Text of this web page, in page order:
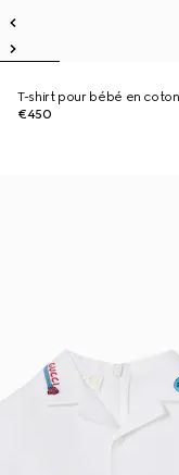
T-shirt pour bébé en
€450